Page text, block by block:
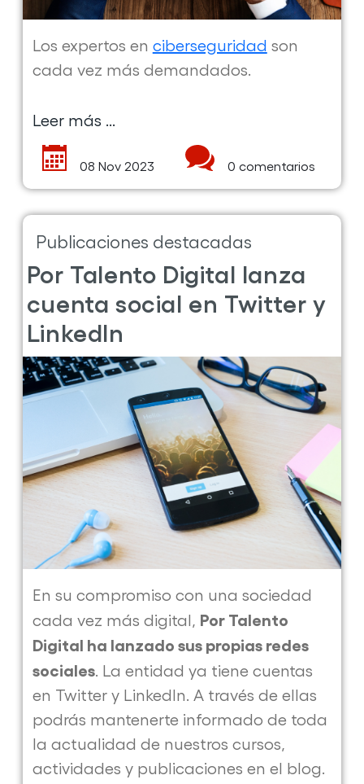
Los expertos en ciberseguridad son
cada vez más demandados.
Leer más ...
publicación
Por
Talento
Digital
para
obtener
la
certificación
SC-
200
de
Microsoft
convertirte
en
en
ciberseguridad
08 Nov 2023 0 comentarios
Publicaciones destacadas
Por Talento Digital lanza
cuenta social en Twitter y
LinkedIn
En su compromiso con una sociedad
cada vez más digital, Por Talento
Digital ha lanzado sus propias redes
sociales. La entidad ya tiene cuentas
en Twitter y LinkedIn. A través de ellas
podrás mantenerte informado de toda
la actualidad de nuestros cursos,
actividades y publicaciones en el blog.